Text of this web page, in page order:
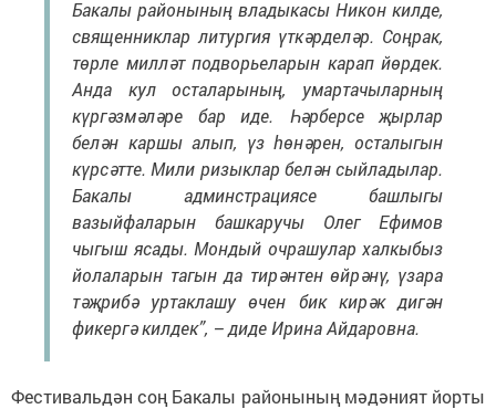
Бакалы районының владыкасы Никон килде,
священниклар литургия үткәрделәр. Соңрак,
төрле милләт подворьеларын карап йөрдек.
Анда кул осталарының, умартачыларның
күргәзмәләре бар иде. Һәрберсе җырлар
белән каршы алып, үз һөнәрен, осталыгын
күрсәтте. Мили ризыклар белән сыйладылар.
Бакалы админстрациясе башлыгы
вазыйфаларын башкаручы Олег Ефимов
чыгыш ясады. Мондый очрашулар халкыбыз
йолаларын тагын да тирәнтен өйрәнү, үзара
тәҗрибә уртаклашу өчен бик кирәк дигән
фикергә килдек”, – диде Ирина Айдаровна.
Фестивальдән соң Бакалы районының мәдәният йорты